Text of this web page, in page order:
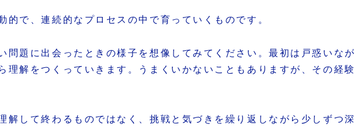
的で、連続的なプロセスの中で育っていくものです。
問題に出会ったときの様子を想像してみてください。最初は戸惑いな
理解をつくっていきます。うまくいかないこともありますが、その経
解して終わるものではなく、挑戦と気づきを繰り返しながら少しずつ